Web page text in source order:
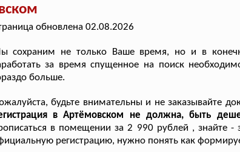
обновлена 02.08.2026
сохраним не только Ваше время, но и в
за время спущенное на поиск
больше.
будьте внимательны и не заказывайте
в Артёмовском не должна, быть
в помещении за 2 990 рублей , знайте
регистрацию, нужно понять как